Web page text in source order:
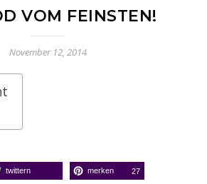
VOM FEINSTEN!
November 12, 2014
twittern merken 27